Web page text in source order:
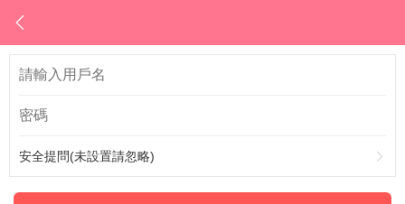
安全提問(未設置請忽略)